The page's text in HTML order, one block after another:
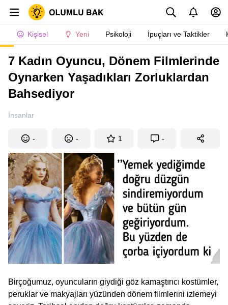
Kişisel Yeni Psikoloji İpuçları ve Taktikler
7 Kadın Oyuncu, Dönem Filmlerinde
Oynarken Yaşadıkları Zorluklardan
Bahsediyor
İnsanlar
- - 1 -
Birçoğumuz, oyuncuların giydiği göz kamaştırıcı kostümler,
peruklar ve makyajları yüzünden dönem filmlerini izlemeyi